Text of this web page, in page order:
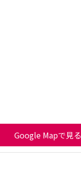
Google Mapで見る